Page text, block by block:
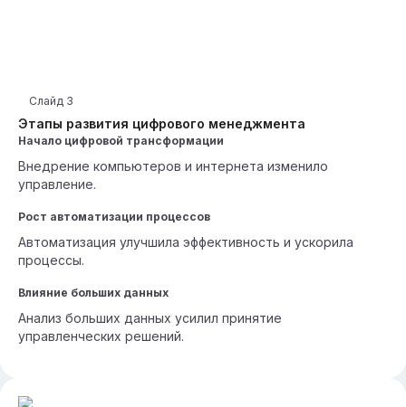
Этапы развития цифрового менеджмента
Слайд 3
Начало цифровой трансформации
Внедрение компьютеров и интернета изменило
управление.
Рост автоматизации процессов
Автоматизация улучшила эффективность и ускорила
процессы.
Влияние больших данных
Анализ больших данных усилил принятие
управленческих решений.